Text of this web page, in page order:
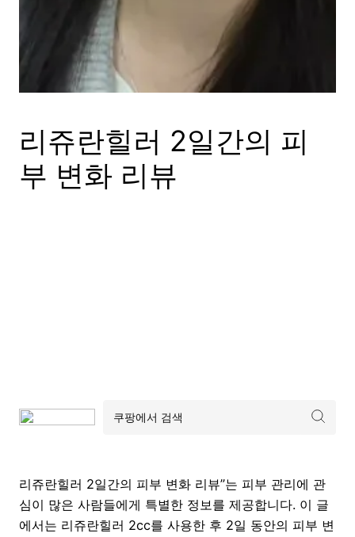
리쥬란힐러 2일간의 피
부 변화 리뷰
리쥬란힐러 2일간의 피부 변화 리뷰”는 피부 관리에 관
심이 많은 사람들에게 특별한 정보를 제공합니다. 이 글
에서는 리쥬란힐러 2cc를 사용한 후 2일 동안의 피부 변